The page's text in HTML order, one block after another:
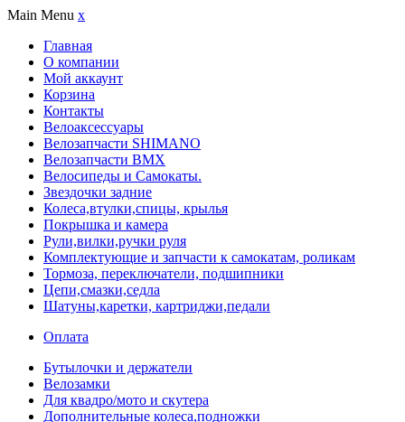
Main Menu x
Главная
О компании
Мой аккаунт
Корзина
Контакты
Велоаксессуары
Велозапчасти SHIMANO
Велозапчасти BMX
Велосипеды и Самокаты.
Звездочки задние
Колеса,втулки,спицы, крылья
Покрышка и камера
Рули,вилки,ручки руля
Комплектующие и запчасти к самокатам, роликам
Тормоза, переключатели, подшипники
Цепи,смазки,седла
Шатуны,каретки, картриджи,педали
Оплата
Бутылочки и держатели
Велозамки
Для квадро/мото и скутера
Дополнительные колеса,подножки